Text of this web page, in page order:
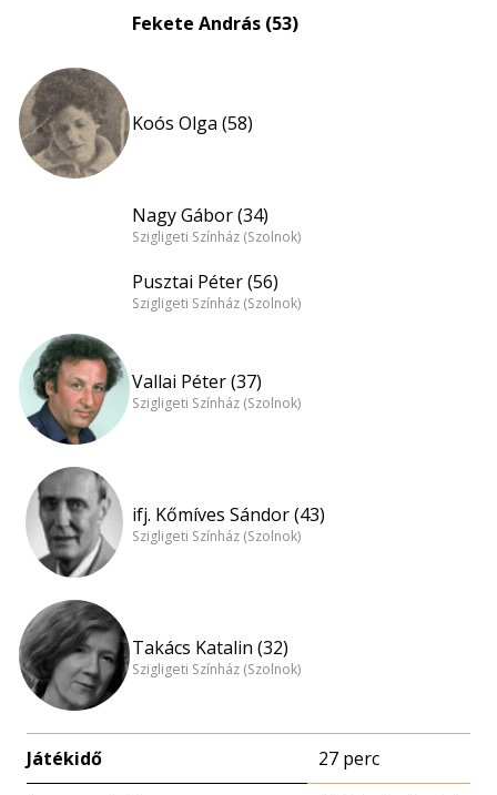
Fekete András (53)
Koós Olga (58)
Nagy Gábor (34)
Szigligeti Színház (Szolnok)
Pusztai Péter (56)
Szigligeti Színház (Szolnok)
Vallai Péter (37)
Szigligeti Színház (Szolnok)
ifj. Kőmíves Sándor (43)
Szigligeti Színház (Szolnok)
Takács Katalin (32)
Szigligeti Színház (Szolnok)
Játékidő 27 perc